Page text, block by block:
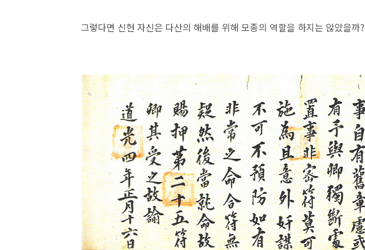
그렇다면 신현 자신은 다산의 해배를 위해 모종의 역할을 하지는 않았을까?